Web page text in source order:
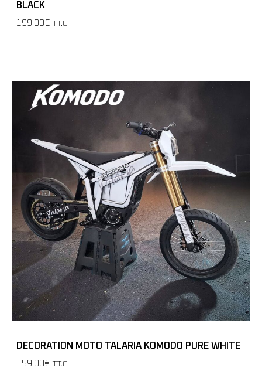
BLACK
199.00€ T.T.C.
DECORATION MOTO TALARIA KOMODO PURE WHITE
159.00€ T.T.C.